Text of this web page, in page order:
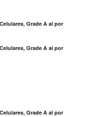
Grade A al por
Grade A al por
Grade A al por